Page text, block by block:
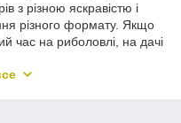
з різною яскравістю і
різного формату. Якщо
час на риболовлі, на дачі
дозволить уникнути